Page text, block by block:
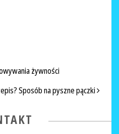
żywności
Sposób na pyszne pączki